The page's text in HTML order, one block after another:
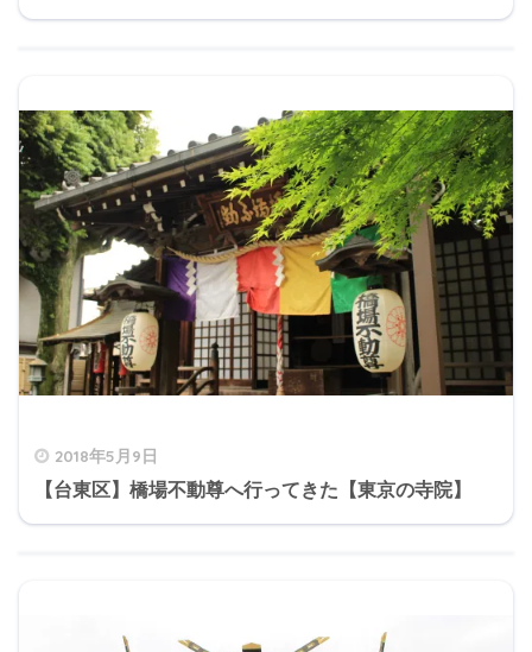
2018年5月9日
【台東区】橋場不動尊へ行ってきた【東京の寺院】